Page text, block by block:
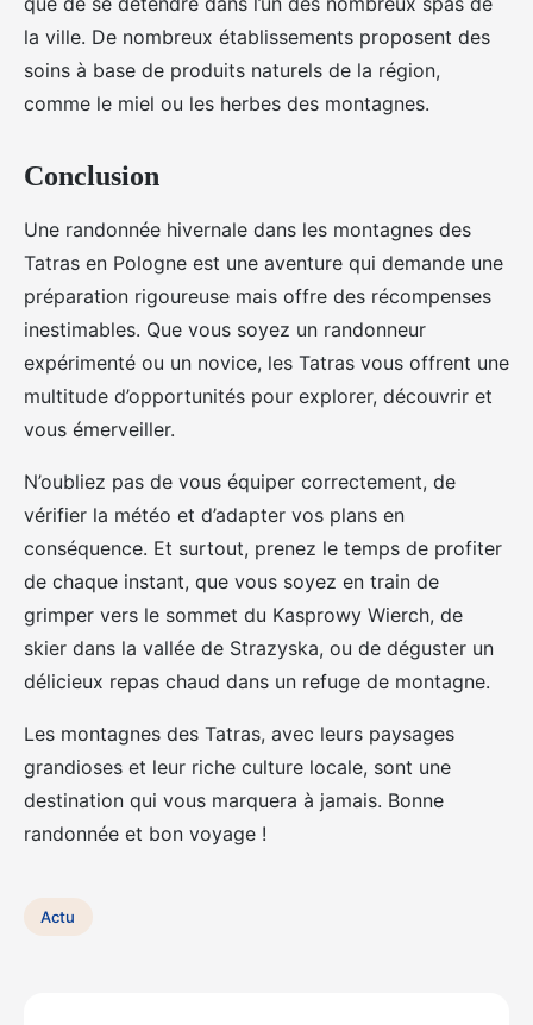
la ville. De nombreux établissements proposent des
soins à base de produits naturels de la région,
comme le miel ou les herbes des montagnes.
Conclusion
Une randonnée hivernale dans les montagnes des
Tatras en Pologne est une aventure qui demande une
préparation rigoureuse mais offre des récompenses
inestimables. Que vous soyez un randonneur
expérimenté ou un novice, les Tatras vous offrent une
multitude d’opportunités pour explorer, découvrir et
vous émerveiller.
N’oubliez pas de vous équiper correctement, de
vérifier la météo et d’adapter vos plans en
conséquence. Et surtout, prenez le temps de profiter
de chaque instant, que vous soyez en train de
grimper vers le sommet du Kasprowy Wierch, de
skier dans la vallée de Strazyska, ou de déguster un
délicieux repas chaud dans un refuge de montagne.
Les montagnes des Tatras, avec leurs paysages
grandioses et leur riche culture locale, sont une
destination qui vous marquera à jamais. Bonne
randonnée et bon voyage !
Actu